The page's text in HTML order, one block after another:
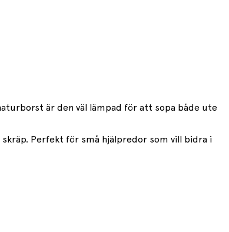
är den väl lämpad för att sopa både ute
Perfekt för små hjälpredor som vill bidra i